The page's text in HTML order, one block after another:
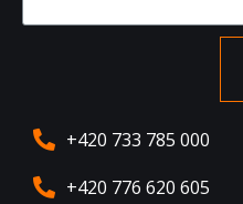
+420 733 785 000
+420 776 620 605